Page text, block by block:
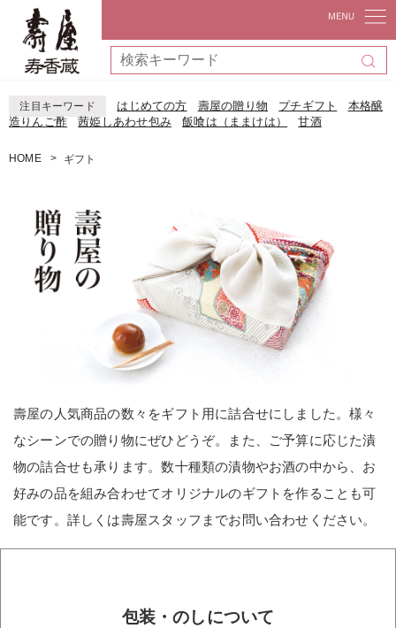
注目キーワード はじめての方 壽屋の贈り物 プチギフト
本格醸
造りんご酢
茜姫しあわせ包み 飯喰は（ままけは） 甘酒
HOME ギフト
壽屋の人気商品の数々をギフト用に詰合せにしました。様々
なシーンでの贈り物にぜひどうぞ。また、ご予算に応じた漬
物の詰合せも承ります。数十種類の漬物やお酒の中から、お
好みの品を組み合わせてオリジナルのギフトを作ることも可
能です。詳しくは壽屋スタッフまでお問い合わせください。
包装・のしについて